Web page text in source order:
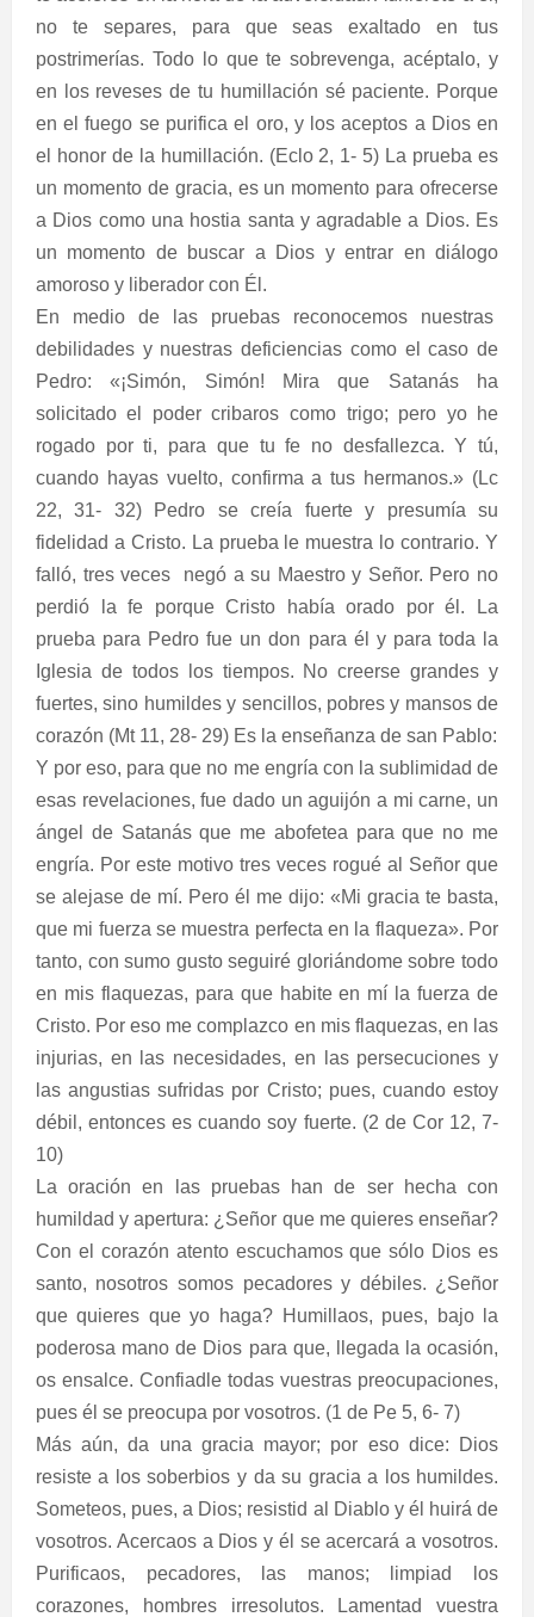
no te separes, para que seas exaltado en tus
postrimerías. Todo lo que te sobrevenga, acéptalo, y
en los reveses de tu humillación sé paciente. Porque
en el fuego se purifica el oro, y los aceptos a Dios en
el honor de la humillación. (Eclo 2, 1- 5) La prueba es
un momento de gracia, es un momento para ofrecerse
a Dios como una hostia santa y agradable a Dios. Es
un momento de buscar a Dios y entrar en diálogo
amoroso y liberador con Él.
En medio de las pruebas reconocemos nuestras
debilidades y nuestras deficiencias como el caso de
Pedro: «¡Simón, Simón! Mira que Satanás ha
solicitado el poder cribaros como trigo; pero yo he
rogado por ti, para que tu fe no desfallezca. Y tú,
cuando hayas vuelto, confirma a tus hermanos.» (Lc
22, 31- 32) Pedro se creía fuerte y presumía su
fidelidad a Cristo. La prueba le muestra lo contrario. Y
falló, tres veces
negó a su Maestro y Señor. Pero no
perdió la fe porque Cristo había orado por él. La
prueba para Pedro fue un don para él y para toda la
Iglesia de todos los tiempos. No creerse grandes y
fuertes, sino humildes y sencillos, pobres y mansos de
corazón (Mt 11, 28- 29) Es la enseñanza de san Pablo:
Y por eso, para que no me engría con la sublimidad de
esas revelaciones, fue dado un aguijón a mi carne, un
ángel de Satanás que me abofetea para que no me
engría. Por este motivo tres veces rogué al Señor que
se alejase de mí. Pero él me dijo: «Mi gracia te basta,
que mi fuerza se muestra perfecta en la flaqueza». Por
tanto, con sumo gusto seguiré gloriándome sobre todo
en mis flaquezas, para que habite en mí la fuerza de
Cristo. Por eso me complazco en mis flaquezas, en las
injurias, en las necesidades, en las persecuciones y
las angustias sufridas por Cristo; pues, cuando estoy
débil, entonces es cuando soy fuerte. (2 de Cor 12, 7-
10)
La oración en las pruebas han de ser hecha con
humildad y apertura: ¿Señor que me quieres enseñar?
Con el corazón atento escuchamos que sólo Dios es
santo, nosotros somos pecadores y débiles. ¿Señor
que quieres que yo haga? Humillaos, pues, bajo la
poderosa mano de Dios para que, llegada la ocasión,
os ensalce. Confiadle todas vuestras preocupaciones,
pues él se preocupa por vosotros. (1 de Pe 5, 6- 7)
Más aún, da una gracia mayor; por eso dice: Dios
resiste a los soberbios y da su gracia a los humildes.
Someteos, pues, a Dios; resistid al Diablo y él huirá de
vosotros. Acercaos a Dios y él se acercará a vosotros.
Purificaos, pecadores, las manos; limpiad los
corazones, hombres irresolutos. Lamentad vuestra